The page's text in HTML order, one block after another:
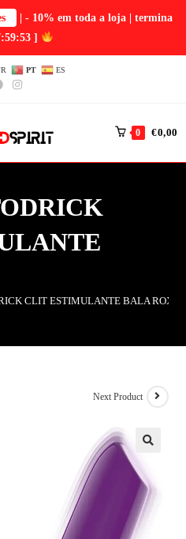
| - 10% em toda a loja | termina
]
PT ES
0 €0,00
CLIT ESTIMULANTE BALA ROXA
Next Product